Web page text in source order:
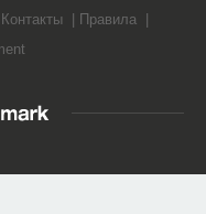
Контакты
Правила